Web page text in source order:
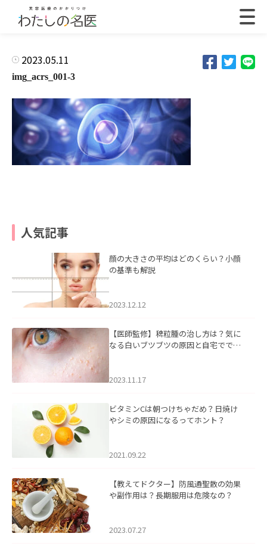
2023.05.11
img_acrs_001-3
人気記事
顔の大きさの平均はどのくらい？小顔
の基準も解説
2023.12.12
【医師監修】稗粒腫の治し方は？気に
なる白いブツブツの原因と自宅ででき
2023.11.17
ビタミンCは朝つけちゃだめ？日焼け
やシミの原因になるってホント？
2021.09.22
【教えてドクター】防風通聖散の効果
や副作用は？長期服用は危険なの？
2023.07.27